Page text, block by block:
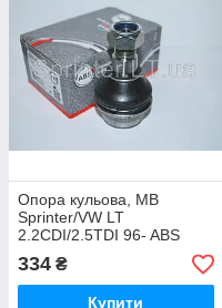
Опора кульова, MB
Sprinter/VW LT
2.2CDI/2.5TDI 96- ABS
220143
334 ₴
Купити